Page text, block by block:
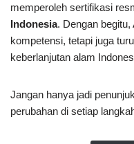
memperoleh sertifikasi
Indonesia. Dengan
kompetensi, tetapi juga
keberlanjutan alam
Jangan hanya jadi
perubahan di setiap